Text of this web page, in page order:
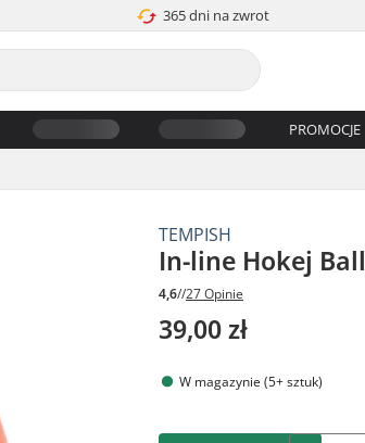
365 dni na zwrot
PROMOCJE
TEMPISH
In-line Hokej Ball
4,6//27 Opinie
39,00 zł
W magazynie (5+ sztuk)